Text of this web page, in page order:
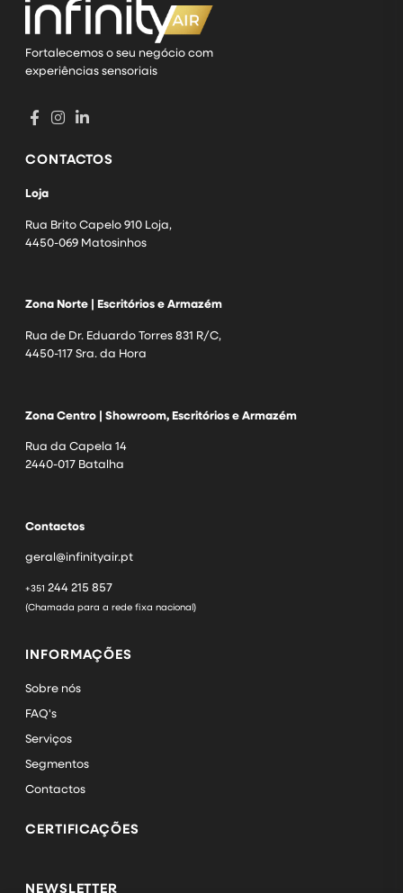
Fortalecemos o seu negócio com
experiências sensoriais
CONTACTOS
Loja
Rua Brito Capelo 910 Loja,
4450-069 Matosinhos
Zona Norte | Escritórios e Armazém
Rua de Dr. Eduardo Torres 831 R/C,
4450-117 Sra. da Hora
Zona Centro | Showroom, Escritórios e Armazém
Rua da Capela 14
2440-017 Batalha
Contactos
geral@infinityair.pt
+351 244 215 857
(Chamada para a rede fixa nacional)
INFORMAÇÕES
Sobre nós
FAQ's
Serviços
Segmentos
Contactos
CERTIFICAÇÕES
NEWSLETTER